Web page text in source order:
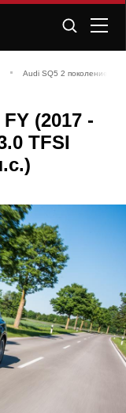
Audi SQ5 2 поколение FY
(2017 -
TFSI